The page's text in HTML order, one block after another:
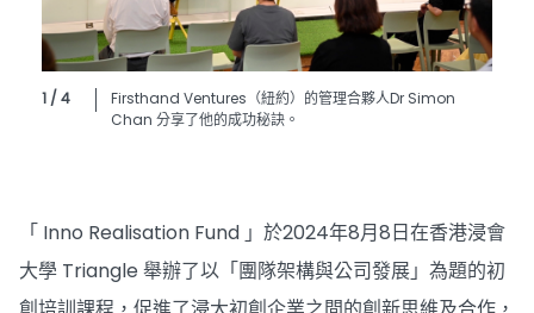
1 / 4
Firsthand Ventures（紐約）的管理合夥人Dr Simon
Chan 分享了他的成功秘訣。
「 Inno Realisation Fund 」於2024年8月8日在香港浸會
大學 Triangle 舉辦了以「團隊架構與公司發展」為題的初